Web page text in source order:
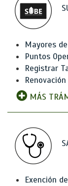
Mayores
Puntos
Registrar
MÁS
Exención